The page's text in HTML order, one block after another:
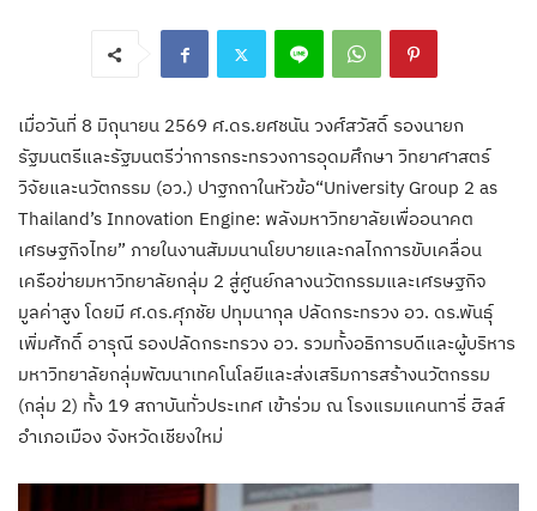
เมื่อวันที่ 8 มิถุนายน 2569 ศ.ดร.ยศชนัน วงศ์สวัสดิ์ รองนายก
รัฐมนตรีและรัฐมนตรีว่าการกระทรวงการอุดมศึกษา วิทยาศาสตร์
วิจัยและนวัตกรรม (อว.) ปาฐกถาในหัวข้อ“University Group 2 as
Thailand’s Innovation Engine: พลังมหาวิทยาลัยเพื่ออนาคต
เศรษฐกิจไทย” ภายในงานสัมมนานโยบายและกลไกการขับเคลื่อน
เครือข่ายมหาวิทยาลัยกลุ่ม 2 สู่ศูนย์กลางนวัตกรรมและเศรษฐกิจ
มูลค่าสูง โดยมี ศ.ดร.ศุภชัย ปทุมนากุล ปลัดกระทรวง อว. ดร.พันธุ์
เพิ่มศักดิ์ อารุณี รองปลัดกระทรวง อว. รวมทั้งอธิการบดีและผู้บริหาร
มหาวิทยาลัยกลุ่มพัฒนาเทคโนโลยีและส่งเสริมการสร้างนวัตกรรม
(กลุ่ม 2) ทั้ง 19 สถาบันทั่วประเทศ เข้าร่วม ณ โรงแรมแคนทารี่ ฮิลส์
อำเภอเมือง จังหวัดเชียงใหม่